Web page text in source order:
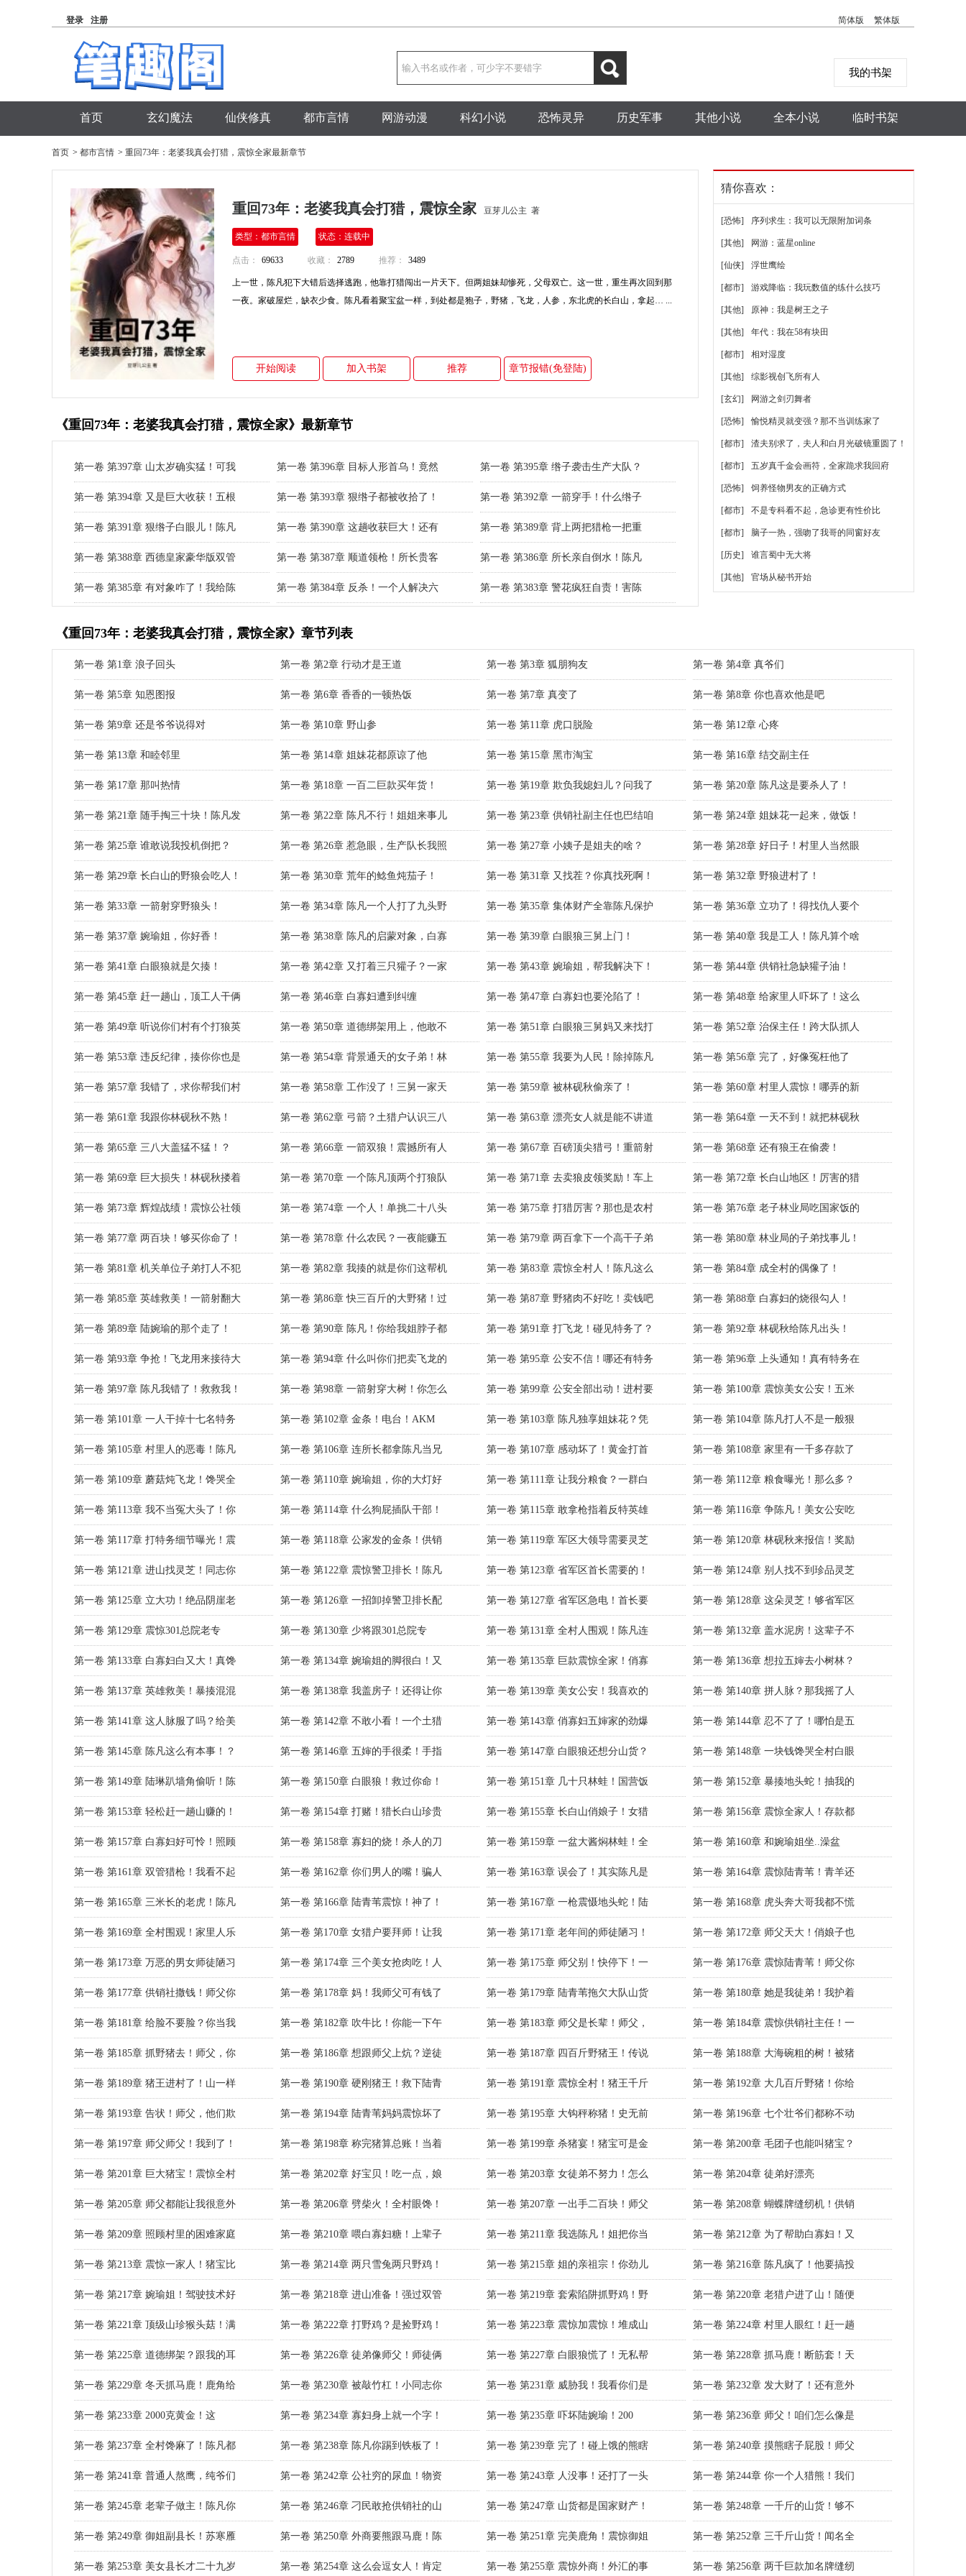
登录 注册 简体版 繁体版
我的书架
首页 玄幻魔法 仙侠修真 都市言情 网游动漫 科幻小说 恐怖灵异 历史军事 其他小说 全本小说 临时书架
首页 > 都市言情 > 重回73年：老婆我真会打猎，震惊全家最新章节
重回73年：老婆我真会打猎，震惊全家 豆芽儿公主 著
类型：都市言情 状态：连载中
点击： 69633 收藏： 2789 推荐： 3489
上一世，陈凡犯下大错后选择逃跑，他靠打猎闯出一片天下。但两姐妹却惨死，父母双亡。这一世，重生再次回到那
一夜。家破屋烂，缺衣少食。陈凡看着聚宝盆一样，到处都是狍子，野猪，飞龙，人参，东北虎的长白山，拿起… ...
开始阅读 加入书架 推荐 章节报错(免登陆)
猜你喜欢：
[恐怖] 序列求生：我可以无限附加词条
[其他] 网游：蓝星online
[仙侠] 浮世鹰绘
[都市] 游戏降临：我玩数值的练什么技巧
[其他] 原神：我是树王之子
[其他] 年代：我在58有块田
[都市] 相对湿度
[其他] 综影视创飞所有人
[玄幻] 网游之剑刃舞者
[恐怖] 愉悦精灵就变强？那不当训练家了
[都市] 渣夫别求了，夫人和白月光破镜重圆了！
[都市] 五岁真千金会画符，全家跪求我回府
[恐怖] 饲养怪物男友的正确方式
[都市] 不是专科看不起，急诊更有性价比
[都市] 脑子一热，强吻了我哥的同窗好友
[历史] 谁言蜀中无大将
[其他] 官场从秘书开始
《重回73年：老婆我真会打猎，震惊全家》最新章节
第一卷 第397章 山太岁确实猛！可我 第一卷 第396章 目标人形首乌！竟然 第一卷 第395章 绺子袭击生产大队？
第一卷 第394章 又是巨大收获！五根 第一卷 第393章 狠绺子都被收拾了！ 第一卷 第392章 一箭穿手！什么绺子
第一卷 第391章 狠绺子白眼儿！陈凡 第一卷 第390章 这趟收获巨大！还有 第一卷 第389章 背上两把猎枪一把重
第一卷 第388章 西德皇家豪华版双管 第一卷 第387章 顺道领枪！所长贵客 第一卷 第386章 所长亲自倒水！陈凡
第一卷 第385章 有对象咋了！我给陈 第一卷 第384章 反杀！一个人解决六 第一卷 第383章 警花疯狂自责！害陈
《重回73年：老婆我真会打猎，震惊全家》章节列表
第一卷 第1章 浪子回头 第一卷 第2章 行动才是王道 第一卷 第3章 狐朋狗友 第一卷 第4章 真爷们
第一卷 第5章 知恩图报 第一卷 第6章 香香的一顿热饭 第一卷 第7章 真变了 第一卷 第8章 你也喜欢他是吧
第一卷 第9章 还是爷爷说得对 第一卷 第10章 野山参 第一卷 第11章 虎口脱险 第一卷 第12章 心疼
第一卷 第13章 和睦邻里 第一卷 第14章 姐妹花都原谅了他 第一卷 第15章 黑市淘宝 第一卷 第16章 结交副主任
第一卷 第17章 那叫热情 第一卷 第18章 一百二巨款买年货！ 第一卷 第19章 欺负我媳妇儿？问我了 第一卷 第20章 陈凡这是要杀人了！
第一卷 第21章 随手掏三十块！陈凡发 第一卷 第22章 陈凡不行！姐姐来事儿 第一卷 第23章 供销社副主任也巴结咱 第一卷 第24章 姐妹花一起来，做饭！
第一卷 第25章 谁敢说我投机倒把？ 第一卷 第26章 惹急眼，生产队长我照 第一卷 第27章 小姨子是姐夫的啥？ 第一卷 第28章 好日子！村里人当然眼
第一卷 第29章 长白山的野狼会吃人！ 第一卷 第30章 荒年的鲶鱼炖茄子！ 第一卷 第31章 又找茬？你真找死啊！ 第一卷 第32章 野狼进村了！
第一卷 第33章 一箭射穿野狼头！ 第一卷 第34章 陈凡一个人打了九头野 第一卷 第35章 集体财产全靠陈凡保护 第一卷 第36章 立功了！得找仇人要个
第一卷 第37章 婉瑜姐，你好香！ 第一卷 第38章 陈凡的启蒙对象，白寡 第一卷 第39章 白眼狼三舅上门！ 第一卷 第40章 我是工人！陈凡算个啥
第一卷 第41章 白眼狼就是欠揍！ 第一卷 第42章 又打着三只獾子？一家 第一卷 第43章 婉瑜姐，帮我解决下！ 第一卷 第44章 供销社急缺獾子油！
第一卷 第45章 赶一趟山，顶工人干俩 第一卷 第46章 白寡妇遭到纠缠 第一卷 第47章 白寡妇也要沦陷了！ 第一卷 第48章 给家里人吓坏了！这么
第一卷 第49章 听说你们村有个打狼英 第一卷 第50章 道德绑架用上，他敢不 第一卷 第51章 白眼狼三舅妈又来找打 第一卷 第52章 治保主任！跨大队抓人
第一卷 第53章 违反纪律，揍你你也是 第一卷 第54章 背景通天的女子弟！林 第一卷 第55章 我要为人民！除掉陈凡 第一卷 第56章 完了，好像冤枉他了
第一卷 第57章 我错了，求你帮我们村 第一卷 第58章 工作没了！三舅一家天 第一卷 第59章 被林砚秋偷亲了！ 第一卷 第60章 村里人震惊！哪弄的新
第一卷 第61章 我跟你林砚秋不熟！ 第一卷 第62章 弓箭？土猎户认识三八 第一卷 第63章 漂亮女人就是能不讲道 第一卷 第64章 一天不到！就把林砚秋
第一卷 第65章 三八大盖猛不猛！？ 第一卷 第66章 一箭双狼！震撼所有人 第一卷 第67章 百磅顶尖猎弓！重箭射 第一卷 第68章 还有狼王在偷袭！
第一卷 第69章 巨大损失！林砚秋搂着 第一卷 第70章 一个陈凡顶两个打狼队 第一卷 第71章 去卖狼皮领奖励！车上 第一卷 第72章 长白山地区！厉害的猎
第一卷 第73章 辉煌战绩！震惊公社领 第一卷 第74章 一个人！单挑二十八头 第一卷 第75章 打猎厉害？那也是农村 第一卷 第76章 老子林业局吃国家饭的
第一卷 第77章 两百块！够买你命了！ 第一卷 第78章 什么农民？一夜能赚五 第一卷 第79章 两百拿下一个高干子弟 第一卷 第80章 林业局的子弟找事儿！
第一卷 第81章 机关单位子弟打人不犯 第一卷 第82章 我揍的就是你们这帮机 第一卷 第83章 震惊全村人！陈凡这么 第一卷 第84章 成全村的偶像了！
第一卷 第85章 英雄救美！一箭射翻大 第一卷 第86章 快三百斤的大野猪！过 第一卷 第87章 野猪肉不好吃！卖钱吧 第一卷 第88章 白寡妇的烧很勾人！
第一卷 第89章 陆婉瑜的那个走了！ 第一卷 第90章 陈凡！你给我姐脖子都 第一卷 第91章 打飞龙！碰见特务了？ 第一卷 第92章 林砚秋给陈凡出头！
第一卷 第93章 争抢！飞龙用来接待大 第一卷 第94章 什么叫你们把卖飞龙的 第一卷 第95章 公安不信！哪还有特务 第一卷 第96章 上头通知！真有特务在
第一卷 第97章 陈凡我错了！救救我！ 第一卷 第98章 一箭射穿大树！你怎么 第一卷 第99章 公安全部出动！进村要 第一卷 第100章 震惊美女公安！五米
第一卷 第101章 一人干掉十七名特务 第一卷 第102章 金条！电台！AKM 第一卷 第103章 陈凡独享姐妹花？凭 第一卷 第104章 陈凡打人不是一般狠
第一卷 第105章 村里人的恶毒！陈凡 第一卷 第106章 连所长都拿陈凡当兄 第一卷 第107章 感动坏了！黄金打首 第一卷 第108章 家里有一千多存款了
第一卷 第109章 蘑菇炖飞龙！馋哭全 第一卷 第110章 婉瑜姐，你的大灯好 第一卷 第111章 让我分粮食？一群白 第一卷 第112章 粮食曝光！那么多？
第一卷 第113章 我不当冤大头了！你 第一卷 第114章 什么狗屁插队干部！ 第一卷 第115章 敢拿枪指着反特英雄 第一卷 第116章 争陈凡！美女公安吃
第一卷 第117章 打特务细节曝光！震 第一卷 第118章 公家发的金条！供销 第一卷 第119章 军区大领导需要灵芝 第一卷 第120章 林砚秋来报信！奖励
第一卷 第121章 进山找灵芝！同志你 第一卷 第122章 震惊警卫排长！陈凡 第一卷 第123章 省军区首长需要的！ 第一卷 第124章 别人找不到珍品灵芝
第一卷 第125章 立大功！绝品阴崖老 第一卷 第126章 一招卸掉警卫排长配 第一卷 第127章 省军区急电！首长要 第一卷 第128章 这朵灵芝！够省军区
第一卷 第129章 震惊301总院老专 第一卷 第130章 少将跟301总院专 第一卷 第131章 全村人围观！陈凡连 第一卷 第132章 盖水泥房！这辈子不
第一卷 第133章 白寡妇白又大！真馋 第一卷 第134章 婉瑜姐的脚很白！又 第一卷 第135章 巨款震惊全家！俏寡 第一卷 第136章 想拉五婶去小树林？
第一卷 第137章 英雄救美！暴揍混混 第一卷 第138章 我盖房子！还得让你 第一卷 第139章 美女公安！我喜欢的 第一卷 第140章 拼人脉？那我摇了人
第一卷 第141章 这人脉服了吗？给美 第一卷 第142章 不敢小看！一个土猎 第一卷 第143章 俏寡妇五婶家的劲爆 第一卷 第144章 忍不了了！哪怕是五
第一卷 第145章 陈凡这么有本事！？ 第一卷 第146章 五婶的手很柔！手指 第一卷 第147章 白眼狼还想分山货？ 第一卷 第148章 一块钱馋哭全村白眼
第一卷 第149章 陆琳趴墙角偷听！陈 第一卷 第150章 白眼狼！救过你命！ 第一卷 第151章 几十只林蛙！国营饭 第一卷 第152章 暴揍地头蛇！抽我的
第一卷 第153章 轻松赶一趟山赚的！ 第一卷 第154章 打赌！猎长白山珍贵 第一卷 第155章 长白山俏娘子！女猎 第一卷 第156章 震惊全家人！存款都
第一卷 第157章 白寡妇好可怜！照顾 第一卷 第158章 寡妇的烧！杀人的刀 第一卷 第159章 一盆大酱焖林蛙！全 第一卷 第160章 和婉瑜姐坐..澡盆
第一卷 第161章 双管猎枪！我看不起 第一卷 第162章 你们男人的嘴！骗人 第一卷 第163章 误会了！其实陈凡是 第一卷 第164章 震惊陆青苇！青羊还
第一卷 第165章 三米长的老虎！陈凡 第一卷 第166章 陆青苇震惊！神了！ 第一卷 第167章 一枪震慑地头蛇！陆 第一卷 第168章 虎头奔大哥我都不慌
第一卷 第169章 全村围观！家里人乐 第一卷 第170章 女猎户要拜师！让我 第一卷 第171章 老年间的师徒陋习！ 第一卷 第172章 师父天大！俏娘子也
第一卷 第173章 万恶的男女师徒陋习 第一卷 第174章 三个美女抢肉吃！人 第一卷 第175章 师父别！快停下！一 第一卷 第176章 震惊陆青苇！师父你
第一卷 第177章 供销社撒钱！师父你 第一卷 第178章 妈！我师父可有钱了 第一卷 第179章 陆青苇拖欠大队山货 第一卷 第180章 她是我徒弟！我护着
第一卷 第181章 给脸不要脸？你当我 第一卷 第182章 吹牛比！你能一下午 第一卷 第183章 师父是长辈！师父， 第一卷 第184章 震惊供销社主任！一
第一卷 第185章 抓野猪去！师父，你 第一卷 第186章 想跟师父上炕？逆徒 第一卷 第187章 四百斤野猪王！传说 第一卷 第188章 大海碗粗的树！被猪
第一卷 第189章 猪王进村了！山一样 第一卷 第190章 硬刚猪王！救下陆青 第一卷 第191章 震惊全村！猪王千斤 第一卷 第192章 大几百斤野猪！你给
第一卷 第193章 告状！师父，他们欺 第一卷 第194章 陆青苇妈妈震惊坏了 第一卷 第195章 大钩秤称猪！史无前 第一卷 第196章 七个壮爷们都称不动
第一卷 第197章 师父师父！我到了！ 第一卷 第198章 称完猪算总账！当着 第一卷 第199章 杀猪宴！猪宝可是金 第一卷 第200章 毛团子也能叫猪宝？
第一卷 第201章 巨大猪宝！震惊全村 第一卷 第202章 好宝贝！吃一点，娘 第一卷 第203章 女徒弟不努力！怎么 第一卷 第204章 徒弟好漂亮
第一卷 第205章 师父都能让我很意外 第一卷 第206章 劈柴火！全村眼馋！ 第一卷 第207章 一出手二百块！师父 第一卷 第208章 蝴蝶牌缝纫机！供销
第一卷 第209章 照顾村里的困难家庭 第一卷 第210章 喂白寡妇糖！上辈子 第一卷 第211章 我选陈凡！姐把你当 第一卷 第212章 为了帮助白寡妇！又
第一卷 第213章 震惊一家人！猪宝比 第一卷 第214章 两只雪兔两只野鸡！ 第一卷 第215章 姐的亲祖宗！你劲儿 第一卷 第216章 陈凡疯了！他要搞投
第一卷 第217章 婉瑜姐！驾驶技术好 第一卷 第218章 进山准备！强过双管 第一卷 第219章 套索陷阱抓野鸡！野 第一卷 第220章 老猎户进了山！随便
第一卷 第221章 顶级山珍猴头菇！满 第一卷 第222章 打野鸡？是捡野鸡！ 第一卷 第223章 震惊加震惊！堆成山 第一卷 第224章 村里人眼红！赶一趟
第一卷 第225章 道德绑架？跟我的耳 第一卷 第226章 徒弟像师父！师徒俩 第一卷 第227章 白眼狼慌了！无私帮 第一卷 第228章 抓马鹿！断筋套！天
第一卷 第229章 冬天抓马鹿！鹿角给 第一卷 第230章 被敲竹杠！小同志你 第一卷 第231章 威胁我！我看你们是 第一卷 第232章 发大财了！还有意外
第一卷 第233章 2000克黄金！这 第一卷 第234章 寡妇身上就一个字！ 第一卷 第235章 吓坏陆婉瑜！200 第一卷 第236章 师父！咱们怎么像是
第一卷 第237章 全村馋麻了！陈凡都 第一卷 第238章 陈凡你踢到铁板了！ 第一卷 第239章 完了！碰上饿的熊瞎 第一卷 第240章 摸熊瞎子屁股！师父
第一卷 第241章 普通人熬鹰，纯爷们 第一卷 第242章 公社穷的尿血！物资 第一卷 第243章 人没事！还打了一头 第一卷 第244章 你一个人猎熊！我们
第一卷 第245章 老辈子做主！陈凡你 第一卷 第246章 刁民敢抢供销社的山 第一卷 第247章 山货都是国家财产！ 第一卷 第248章 一千斤的山货！够不
第一卷 第249章 御姐副县长！苏寒雁 第一卷 第250章 外商要熊跟马鹿！陈 第一卷 第251章 完美鹿角！震惊御姐 第一卷 第252章 三千斤山货！闻名全
第一卷 第253章 美女县长才二十九岁 第一卷 第254章 这么会逗女人！肯定 第一卷 第255章 震惊外商！外汇的事 第一卷 第256章 两千巨款加名牌缝纫